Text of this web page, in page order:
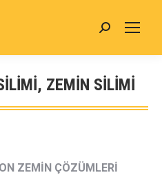
Search:
ZEMİN SİLİMİ
You are here:
ZEMİN ÇÖZÜMLERİ